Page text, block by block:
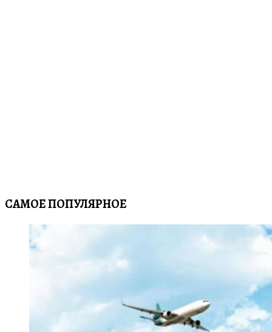
САМОЕ ПОПУЛЯРНОЕ